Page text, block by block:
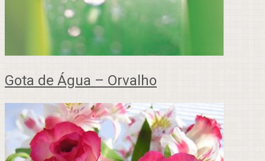
Gota de Água – Orvalho